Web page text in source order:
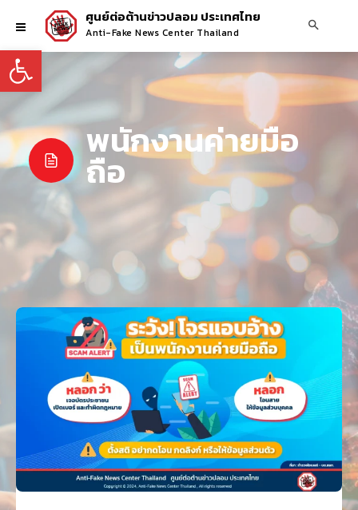
Open toolbar
ศูนย์ต่อต้านข่าวปลอม ประเทศไทย
Anti-Fake News Center Thailand
พนักงานค่ายมือ
ถือ